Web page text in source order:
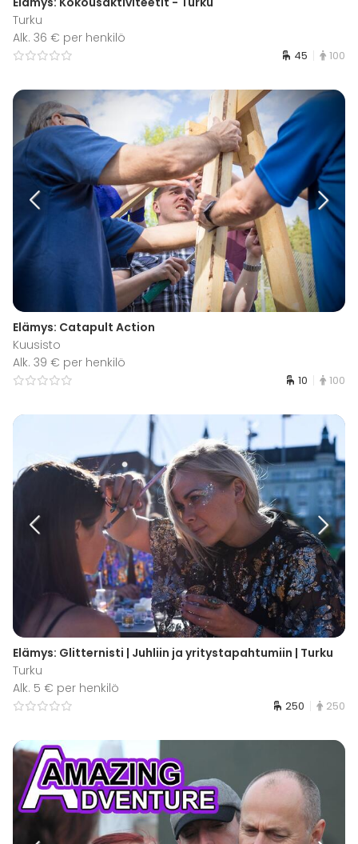
Turku
Alk. 36 € per henkilö
45 100
Elämys: Catapult Action
Kuusisto
Alk. 39 € per henkilö
10 100
Elämys: Glitternisti | Juhliin ja yritystapahtumiin | Turku
Turku
Alk. 5 € per henkilö
250 250